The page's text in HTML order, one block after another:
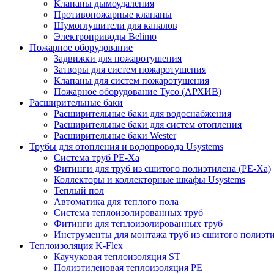
Клапаны дымоудаления
Противопожарные клапаны
Шумоглушители для каналов
Электроприводы Belimo
Пожарное оборудование
Задвижки для пожаротушения
Затворы для систем пожаротушения
Клапаны для систем пожаротушения
Пожарное оборудование Tyco (АРХИВ)
Расширительные баки
Расширительные баки для водоснабжения
Расширительные баки для систем отопления
Расширительные баки Wester
Трубы для отопления и водопровода Usystems
Система труб PE-Xa
Фитинги для труб из сшитого полиэтилена (PE-Xa)
Коллекторы и коллекторные шкафы Usystems
Теплый пол
Автоматика для теплого пола
Система теплоизолированных труб
Фитинги для теплоизолированных труб
Инструменты для монтажа труб из сшитого
Теплоизоляция K-Flex
Каучуковая теплоизоляция ST
Полиэтиленовая теплоизоляция PE